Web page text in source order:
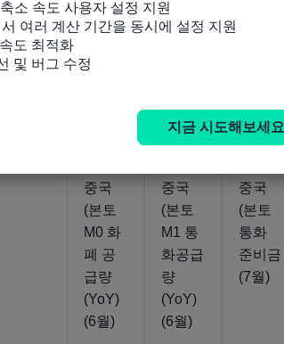
관련 지표
중국
(본토
M0 화
폐 공
급량
(YoY)
(6월)
중국
(본토
M1 통
화공급
량
(YoY)
(6월)
중국
(본토
통화
준비금
(7월)
소 속도 사용자 설정 지원
여러 계산 기간을 동시에 설정 지원
도 최적화
및 버그 수정
지금 시도해보세요